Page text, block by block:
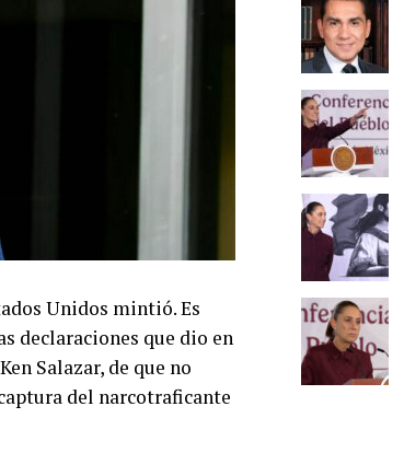
Unidos mintió. Es
declaraciones que dio en
Salazar, de que no
del narcotraficante